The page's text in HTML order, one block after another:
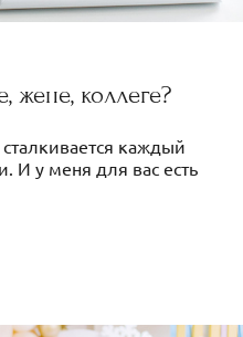
жене, коллеге?
каждый
И у меня для вас есть